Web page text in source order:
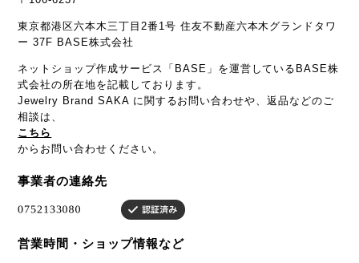
東京都港区六本木三丁目2番1号 住友不動産六本木グランドタワ
ー 37F BASE株式会社
ネットショップ作成サービス「BASE」を運営しているBASE株
式会社の所在地を記載しております。
Jewelry Brand SAKA に関するお問い合わせや、返品などのご
相談は、
こちら
からお問い合わせください。
事業者の連絡先
営業時間・ショップ情報など